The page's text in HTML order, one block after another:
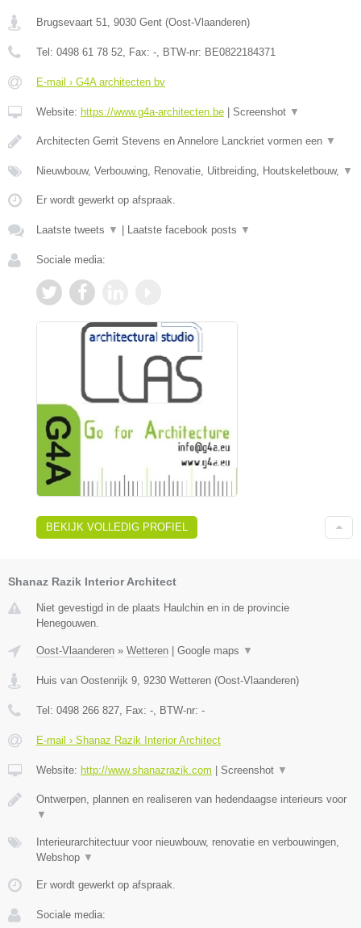
Brugsevaart 51, 9030 Gent (Oost-Vlaanderen)
Tel: 0498 61 78 52, Fax: -, BTW-nr: BE0822184371
E-mail › G4A architecten bv
Website: https://www.g4a-architecten.be Screenshot ▼
Architecten Gerrit Stevens en Annelore Lanckriet vormen een ▼
Nieuwbouw, Verbouwing, Renovatie, Uitbreiding, Houtskeletbouw, ▼
Er wordt gewerkt op afspraak.
Laatste tweets ▼ Laatste facebook posts ▼
Sociale media:
BEKIJK VOLLEDIG PROFIEL
Shanaz Razik Interior Architect
Niet gevestigd in de plaats Haulchin en in de provincie
Henegouwen.
Oost-Vlaanderen » Wetteren | Google maps ▼
Huis van Oostenrijk 9 9230 Wetteren (Oost-Vlaanderen)
Tel: 0498 266 827 , Fax: - , BTW-nr: -
E-mail › Shanaz Razik Interior Architect
Website: http://www.shanazrazik.com | Screenshot ▼
Ontwerpen, plannen en realiseren van hedendaagse interieurs voor
▼
Interieurarchitectuur voor nieuwbouw, renovatie en verbouwingen,
Webshop ▼
Er wordt gewerkt op afspraak.
Sociale media: